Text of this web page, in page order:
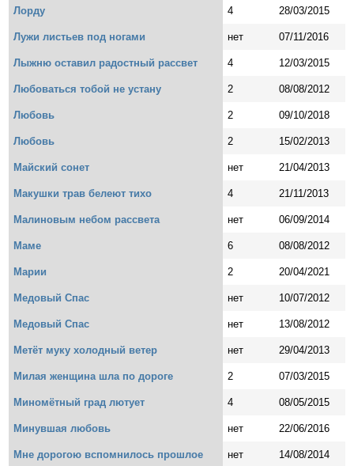
Лорду 4 28/03/2015
Лужи листьев под ногами нет 07/11/2016
Лыжню оставил радостный рассвет 4 12/03/2015
Любоваться тобой не устану 2 08/08/2012
Любовь 2 09/10/2018
Любовь 2 15/02/2013
Майский сонет нет 21/04/2013
Макушки трав белеют тихо 4 21/11/2013
Малиновым небом рассвета нет 06/09/2014
Маме 6 08/08/2012
Марии 2 20/04/2021
Медовый Спас нет 10/07/2012
Медовый Спас нет 13/08/2012
Метёт муку холодный ветер нет 29/04/2013
Милая женщина шла по дороге 2 07/03/2015
Миномётный град лютует 4 08/05/2015
Минувшая любовь нет 22/06/2016
Мне дорогою вспомнилось прошлое нет 14/08/2014